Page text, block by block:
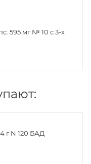
595 мг № 10 с 3-х
г N 120 БАД